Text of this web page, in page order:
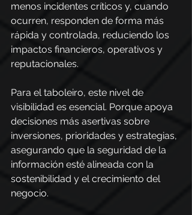
menos incidentes críticos y, cuando
ocurren, responden de forma más
rápida y controlada, reduciendo los
impactos financieros, operativos y
reputacionales.
Para el taboleiro, este nivel de
visibilidad es esencial. Porque apoya
decisiones más asertivas sobre
inversiones, prioridades y estrategias,
asegurando que la seguridad de la
información esté alineada con la
sostenibilidad y el crecimiento del
negocio.